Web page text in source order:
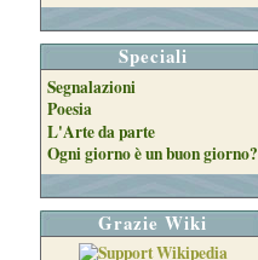
Speciali
Segnalazioni
Poesia
L'Arte da parte
Ogni giorno è un buon giorno?
Grazie Wiki